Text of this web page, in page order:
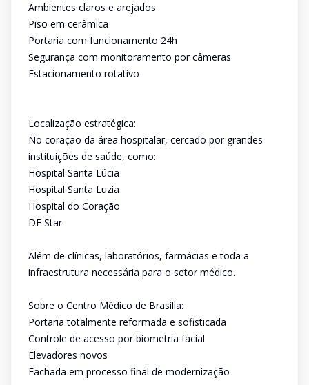
Ambientes claros e arejados
Piso em cerâmica
Portaria com funcionamento 24h
Segurança com monitoramento por câmeras
Estacionamento rotativo
Localização estratégica:
No coração da área hospitalar, cercado por grandes
instituições de saúde, como:
Hospital Santa Lúcia
Hospital Santa Luzia
Hospital do Coração
DF Star
Além de clínicas, laboratórios, farmácias e toda a
infraestrutura necessária para o setor médico.
Sobre o Centro Médico de Brasília:
Portaria totalmente reformada e sofisticada
Controle de acesso por biometria facial
Elevadores novos
Fachada em processo final de modernização